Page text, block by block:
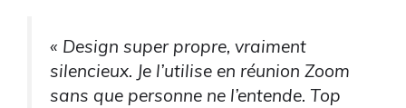
« Design super propre, vraiment
silencieux. Je l’utilise en réunion Zoom
sans que personne ne l’entende. Top